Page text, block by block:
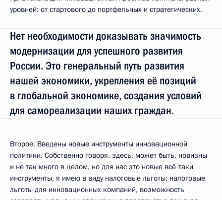
уровней: от стартового до портфельных и стратегических.
Нет необходимости доказывать значимость
модернизации для успешного развития
России. Это генеральный путь развития
нашей экономики, укрепления её позиций
в глобальной экономике, создания условий
для самореализации наших граждан.
Второе. Введены новые инструменты инновационной
политики. Собственно говоря, здесь, может быть, новизны
и не так много в целом, но для нас это новые всё‑таки
инструменты, я имею в виду налоговые льготы: налоговые
льготы для инновационных компаний, возможность